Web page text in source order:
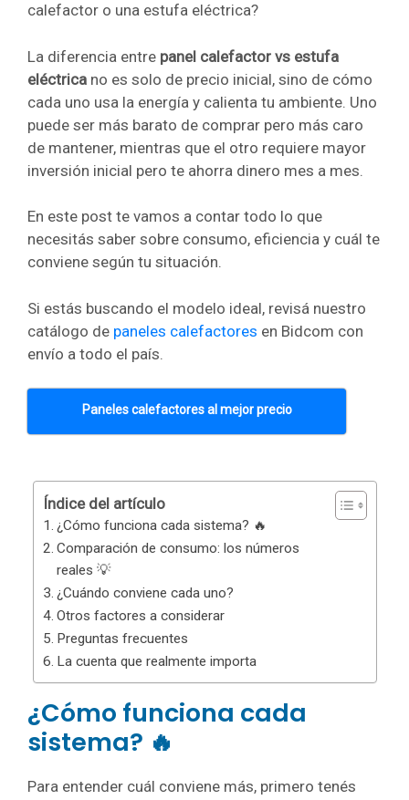
calefactor o una estufa eléctrica?
La diferencia entre panel calefactor vs estufa
eléctrica no es solo de precio inicial, sino de cómo
cada uno usa la energía y calienta tu ambiente. Uno
puede ser más barato de comprar pero más caro
de mantener, mientras que el otro requiere mayor
inversión inicial pero te ahorra dinero mes a mes.
En este post te vamos a contar todo lo que
necesitás saber sobre consumo, eficiencia y cuál te
conviene según tu situación.
Si estás buscando el modelo ideal, revisá nuestro
catálogo de paneles calefactores en Bidcom con
envío a todo el país.
Paneles calefactores al mejor precio
Índice del artículo
¿Cómo funciona cada sistema? 🔥
Comparación de consumo: los números
reales 💡
¿Cuándo conviene cada uno?
Otros factores a considerar
Preguntas frecuentes
La cuenta que realmente importa
¿Cómo funciona cada
sistema? 🔥
Para entender cuál conviene más, primero tenés